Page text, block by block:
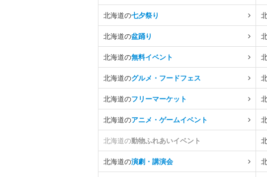
北海道の七夕祭り
北海道の盆踊り
北海道の無料イベント
北海道のグルメ・フードフェス
北海道のフリーマーケット
北海道のアニメ・ゲームイベント
北海道の動物ふれあいイベント
北海道の演劇・講演会